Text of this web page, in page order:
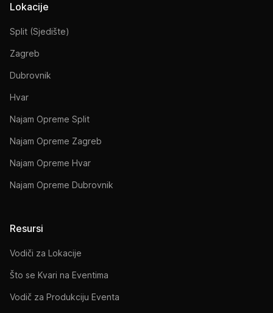
Lokacije
Split (Sjedište)
Zagreb
Dubrovnik
Hvar
Najam Opreme Split
Najam Opreme Zagreb
Najam Opreme Hvar
Najam Opreme Dubrovnik
Resursi
Vodiči za Lokacije
Što se Kvari na Eventima
Vodič za Produkciju Eventa